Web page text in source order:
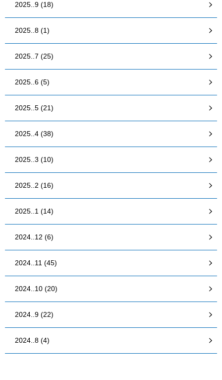
2025..9 (18)
2025..8 (1)
2025..7 (25)
2025..6 (5)
2025..5 (21)
2025..4 (38)
2025..3 (10)
2025..2 (16)
2025..1 (14)
2024..12 (6)
2024..11 (45)
2024..10 (20)
2024..9 (22)
2024..8 (4)